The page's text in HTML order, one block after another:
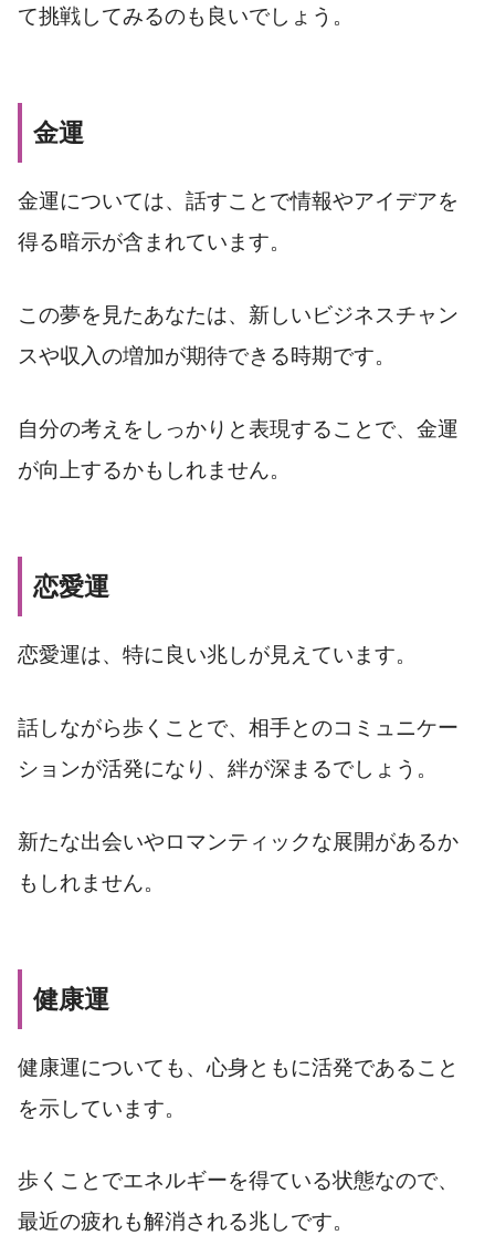
て挑戦してみるのも良いでしょう。
金運
金運については、話すことで情報やアイデアを
得る暗示が含まれています。
この夢を見たあなたは、新しいビジネスチャン
スや収入の増加が期待できる時期です。
自分の考えをしっかりと表現することで、金運
が向上するかもしれません。
恋愛運
恋愛運は、特に良い兆しが見えています。
話しながら歩くことで、相手とのコミュニケー
ションが活発になり、絆が深まるでしょう。
新たな出会いやロマンティックな展開があるか
もしれません。
健康運
健康運についても、心身ともに活発であること
を示しています。
歩くことでエネルギーを得ている状態なので、
最近の疲れも解消される兆しです。